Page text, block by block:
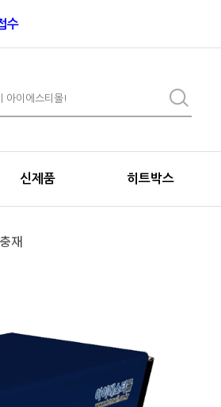
수
신제품 히트박스
재